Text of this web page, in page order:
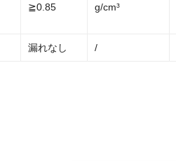
≧0.85 g/cm³
漏れなし /